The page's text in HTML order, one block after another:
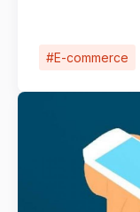
E-commerce